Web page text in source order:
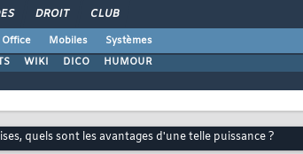
DROIT CLUB
Office Mobiles
Systèmes
WIKI DICO HUMOUR
quels sont les avantages d'une telle puissance ?